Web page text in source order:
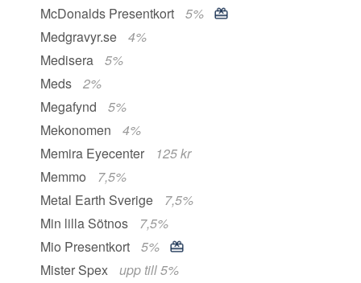
McDonalds Presentkort
5%
Medgravyr.se
4%
Medisera
5%
Meds
2%
Megafynd
5%
Mekonomen
4%
Memira Eyecenter
125 kr
Memmo
7,5%
Metal Earth Sverige
7,5%
Min lilla Sötnos
7,5%
Mio Presentkort
5%
Mister Spex
upp till 5%